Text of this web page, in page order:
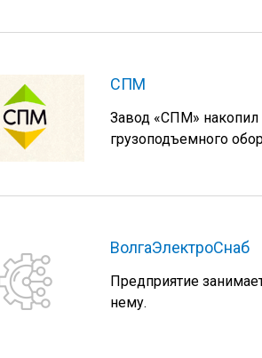
СПМ
Завод «СПМ» накопил
грузоподъемного
ВолгаЭлектроСнаб
Предприятие
нему.